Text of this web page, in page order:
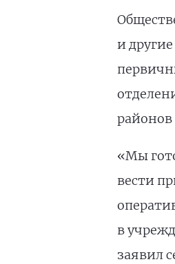
и
«Мы
вести
в
заявил